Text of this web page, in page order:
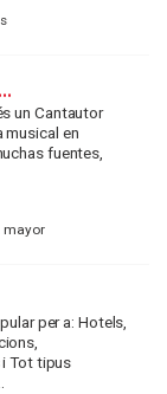
un Cantautor
musical en
fuentes,
mayor
per a: Hotels,
i Tot tipus